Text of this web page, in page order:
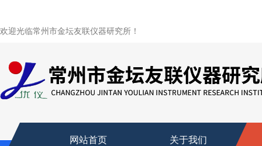
欢迎光临常州市金坛友联仪器研究所！
网站首页 关于我们